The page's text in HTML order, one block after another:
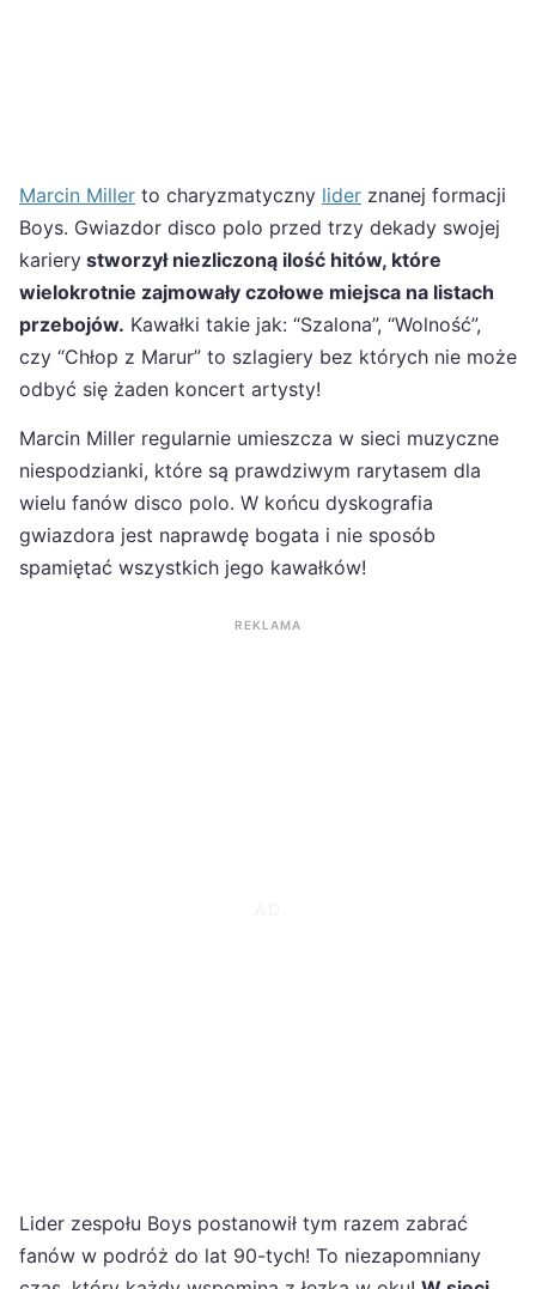
Marcin Miller to charyzmatyczny lider znanej formacji
Boys. Gwiazdor disco polo przed trzy dekady swojej
kariery stworzył niezliczoną ilość hitów, które
wielokrotnie zajmowały czołowe miejsca na listach
przebojów. Kawałki takie jak: “Szalona”, “Wolność”,
czy “Chłop z Marur” to szlagiery bez których nie może
odbyć się żaden koncert artysty!
Marcin Miller regularnie umieszcza w sieci muzyczne
niespodzianki, które są prawdziwym rarytasem dla
wielu fanów disco polo. W końcu dyskografia
gwiazdora jest naprawdę bogata i nie sposób
spamiętać wszystkich jego kawałków!
REKLAMA
Lider zespołu Boys postanowił tym razem zabrać
fanów w podróż do lat 90-tych! To niezapomniany